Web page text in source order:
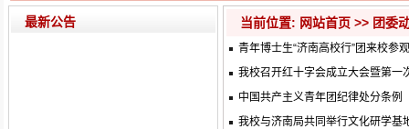
最新公告 当前位置: 网站首页 >> 团委
青年博士生“济南高校行”团来校参
我校召开红十字会成立大会暨第一
中国共产主义青年团纪律处分条例
我校与济南局共同举行文化研学基